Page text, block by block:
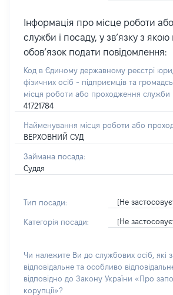
Інформація про місце роботи
служби і посаду, у зв’язку з якою
обов’язок подати повідомлення:
Код в Єдиному державному реєстрі
фізичних осіб - підприємців та
місця роботи або проходження служби
41721784
Найменування місця роботи або
ВЕРХОВНИЙ СУД
Займана посада:
Суддя
Тип посади: [Не
Категорія посади: [Не
Чи належите Ви до службових осіб, які
відповідальне та особливо
відповідно до Закону України «Про
корупції»?